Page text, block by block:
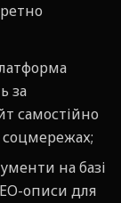
за
самостійно
соцмережах;
на базі
описи для